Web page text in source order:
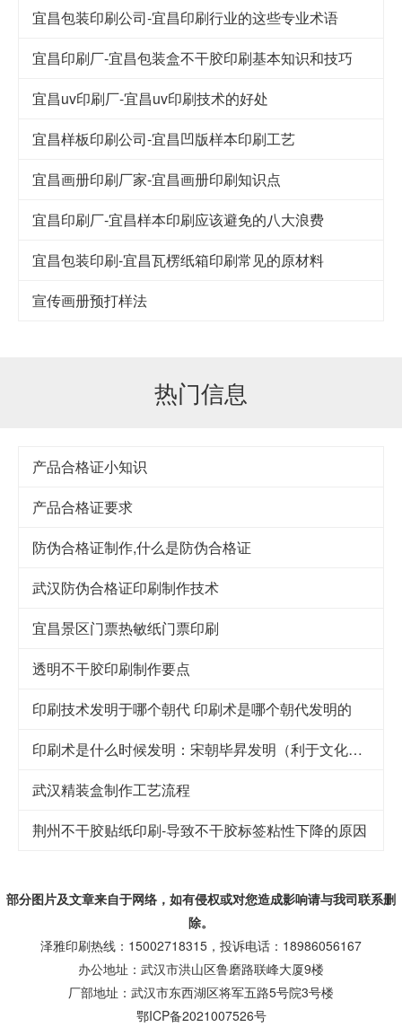
宜昌包装印刷公司-宜昌印刷行业的这些专业术语
宜昌印刷厂-宜昌包装盒不干胶印刷基本知识和技巧
宜昌uv印刷厂-宜昌uv印刷技术的好处
宜昌样板印刷公司-宜昌凹版样本印刷工艺
宜昌画册印刷厂家-宜昌画册印刷知识点
宜昌印刷厂-宜昌样本印刷应该避免的八大浪费
宜昌包装印刷-宜昌瓦楞纸箱印刷常见的原材料
宣传画册预打样法
热门信息
产品合格证小知识
产品合格证要求
防伪合格证制作,什么是防伪合格证
武汉防伪合格证印刷制作技术
宜昌景区门票热敏纸门票印刷
透明不干胶印刷制作要点
印刷技术发明于哪个朝代 印刷术是哪个朝代发明的
印刷术是什么时候发明：宋朝毕昇发明（利于文化传承）
武汉精装盒制作工艺流程
荆州不干胶贴纸印刷-导致不干胶标签粘性下降的原因
部分图片及文章来自于网络，如有侵权或对您造成影响请与我司联系删
除。
泽雅印刷热线：15002718315，投诉电话：18986056167
办公地址：武汉市洪山区鲁磨路联峰大厦9楼
厂部地址：武汉市东西湖区将军五路5号院3号楼
鄂ICP备2021007526号